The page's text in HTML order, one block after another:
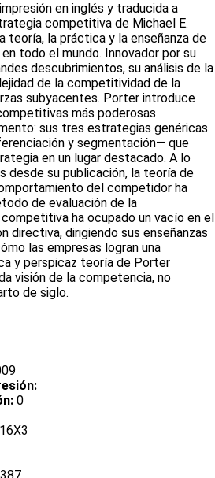
en inglés y traducida a
competitiva de Michael E.
teoría, la práctica y la enseñanza de
todo el mundo. Innovador por su
descubrimientos, su análisis de la
de la competitividad de la
subyacentes. Porter introduce
más poderosas
sus tres estrategias genéricas
y segmentación— que
en un lugar destacado. A lo
desde su publicación, la teoría de
del competidor ha
de evaluación de la
ha ocupado un vacío en el
directiva, dirigiendo sus enseñanzas
las empresas logran una
y perspicaz teoría de Porter
visión de la competencia, no
de siglo.
0